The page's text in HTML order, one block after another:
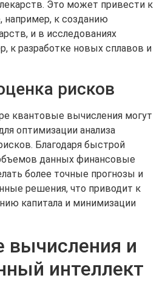
Это может привести к
к созданию
и в исследованиях
к разработке новых сплавов и
рисков
квантовые вычисления могут
оптимизации анализа
Благодаря быстрой
данных финансовые
более точные прогнозы и
решения, что приводит к
капитала и минимизации
вычисления и
интеллект